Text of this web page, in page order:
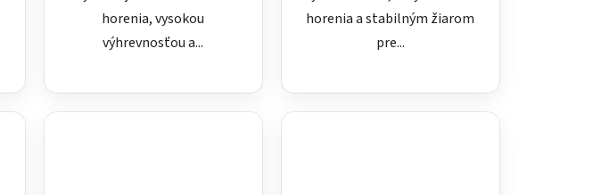
horenia, vysokou
výhrevnosťou a...
horenia a stabilným žiarom
pre...